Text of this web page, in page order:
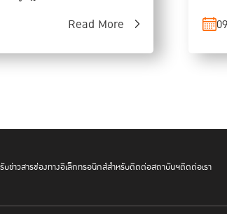
เจ้าหน้าที่ผู้ชำนาญการพิเศษUN Womenสำนัก
งใช้ AI ค้นพบภาพในโซเชียลมีเดียที่มีผู้หญิงถูกกร
เลเซีย และสิงคโปร์ คนกลุ่มนี้จะอยู่ในภาวะวิตกกังวล
เข้าใจภาษาของประเทศที่อาศัยอยู่ดีพอ
ดี
Read More
จำคุก
บข่าวสารช่องทางอิเล็กทรอนิกส์สำหรับติดต่อสถาบันฯติดต่อเรา